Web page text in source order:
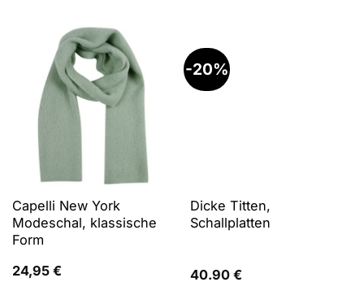
Capelli New York
Modeschal, klassische
Form
24,95 €
-20%
Dicke Titten,
Schallplatten
40.90 €